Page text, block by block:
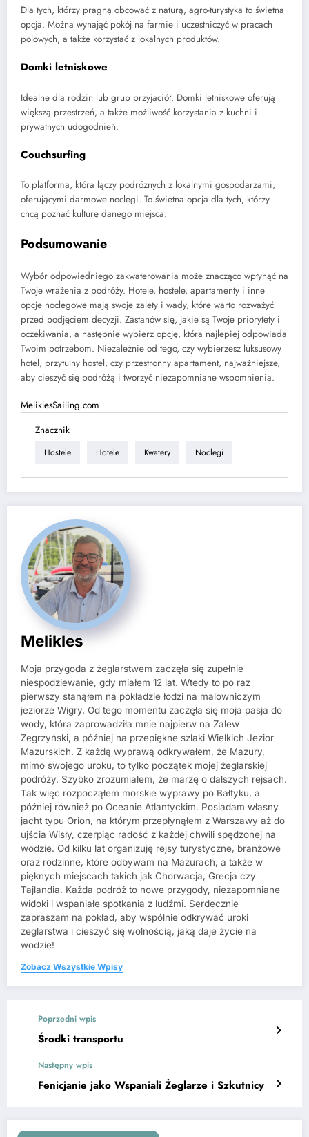
Dla tych, którzy pragną obcować z naturą, agro-turystyka to świetna
opcja. Można wynająć pokój na farmie i uczestniczyć w pracach
polowych, a także korzystać z lokalnych produktów.
Domki letniskowe
Idealne dla rodzin lub grup przyjaciół. Domki letniskowe oferują
większą przestrzeń, a także możliwość korzystania z kuchni i
prywatnych udogodnień.
Couchsurfing
To platforma, która łączy podróżnych z lokalnymi gospodarzami,
oferującymi darmowe noclegi. To świetna opcja dla tych, którzy
chcą poznać kulturę danego miejsca.
Podsumowanie
Wybór odpowiedniego zakwaterowania może znacząco wpłynąć na
Twoje wrażenia z podróży. Hotele, hostele, apartamenty i inne
opcje noclegowe mają swoje zalety i wady, które warto rozważyć
przed podjęciem decyzji. Zastanów się, jakie są Twoje priorytety i
oczekiwania, a następnie wybierz opcję, która najlepiej odpowiada
Twoim potrzebom. Niezależnie od tego, czy wybierzesz luksusowy
hotel, przytulny hostel, czy przestronny apartament, najważniejsze,
aby cieszyć się podróżą i tworzyć niezapomniane wspomnienia.
MeliklesSailing.com
Znacznik
Hostele Hotele Kwatery Noclegi
Melikles
Moja przygoda z żeglarstwem zaczęła się zupełnie
niespodziewanie, gdy miałem 12 lat. Wtedy to po raz
pierwszy stanąłem na pokładzie łodzi na malowniczym
jeziorze Wigry. Od tego momentu zaczęła się moja pasja do
wody, która zaprowadziła mnie najpierw na Zalew
Zegrzyński, a później na przepiękne szlaki Wielkich Jezior
Mazurskich. Z każdą wyprawą odkrywałem, że Mazury,
mimo swojego uroku, to tylko początek mojej żeglarskiej
podróży. Szybko zrozumiałem, że marzę o dalszych rejsach.
Tak więc rozpocząłem morskie wyprawy po Bałtyku, a
później również po Oceanie Atlantyckim. Posiadam własny
jacht typu Orion, na którym przepłynąłem z Warszawy aż do
ujścia Wisły, czerpiąc radość z każdej chwili spędzonej na
wodzie. Od kilku lat organizuję rejsy turystyczne, branżowe
oraz rodzinne, które odbywam na Mazurach, a także w
pięknych miejscach takich jak Chorwacja, Grecja czy
Tajlandia. Każda podróż to nowe przygody, niezapomniane
widoki i wspaniałe spotkania z ludźmi. Serdecznie
zapraszam na pokład, aby wspólnie odkrywać uroki
żeglarstwa i cieszyć się wolnością, jaką daje życie na
wodzie!
Zobacz Wszystkie Wpisy
Poprzedni wpis
Środki transportu
Następny wpis
Fenicjanie jako Wspaniali Żeglarze i Szkutnicy